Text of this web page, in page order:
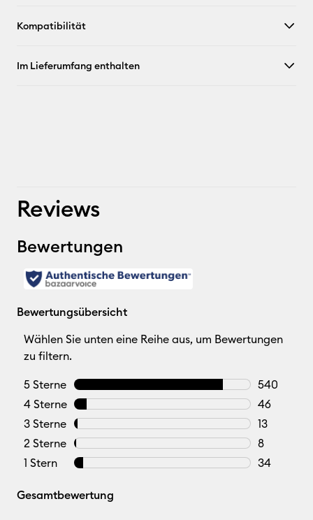
Kompatibilität
Im Lieferumfang enthalten
Reviews